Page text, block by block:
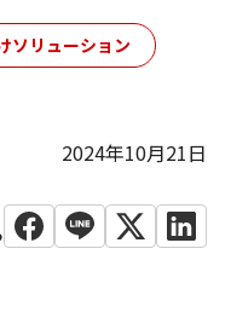
ソリューション
2024年10月21日